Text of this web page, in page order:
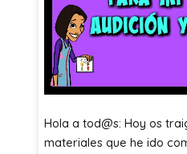
Hola a tod@s: Hoy os
materiales que he ido